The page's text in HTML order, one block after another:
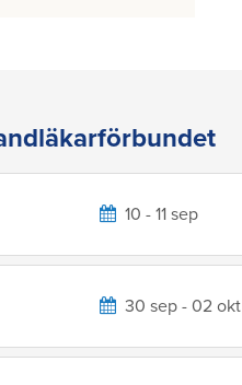
10 - 11 sep
30 sep - 02 okt